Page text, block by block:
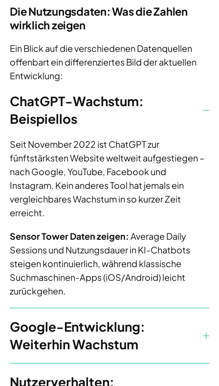
Die Nutzungsdaten: Was die Zahlen
wirklich zeigen
Ein Blick auf die verschiedenen Datenquellen
offenbart ein differenziertes Bild der aktuellen
Entwicklung:
ChatGPT-Wachstum:
Beispiellos
Seit November 2022 ist ChatGPT zur
fünftstärksten Website weltweit aufgestiegen –
nach Google, YouTube, Facebook und
Instagram. Kein anderes Tool hat jemals ein
vergleichbares Wachstum in so kurzer Zeit
erreicht.
Sensor Tower Daten zeigen: Average Daily
Sessions und Nutzungsdauer in KI-Chatbots
steigen kontinuierlich, während klassische
Suchmaschinen-Apps (iOS/Android) leicht
zurückgehen.
Google-Entwicklung:
Weiterhin Wachstum
Nutzerverhalten: